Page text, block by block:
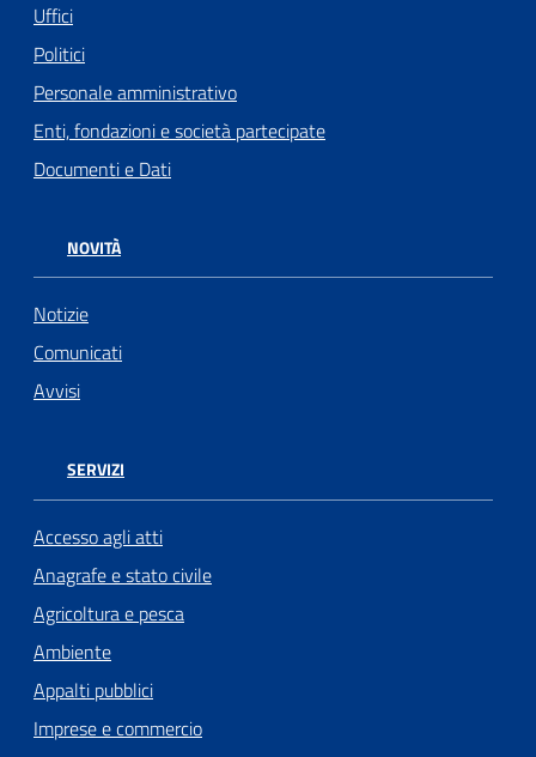
Uffici
Politici
Personale amministrativo
Enti, fondazioni e società partecipate
Documenti e Dati
NOVITÀ
Notizie
Comunicati
Avvisi
SERVIZI
Accesso agli atti
Anagrafe e stato civile
Agricoltura e pesca
Ambiente
Appalti pubblici
Imprese e commercio